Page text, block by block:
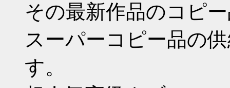
その最新作品のコピ
スーパーコピー品の
す。